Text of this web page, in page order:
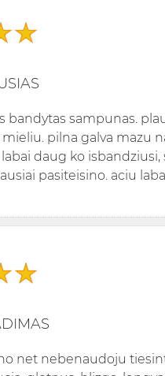
bandytas sampunas.
pilna galva mazu
daug ko isbandziusi,
pasiteisino. aciu
net nebenaudoju